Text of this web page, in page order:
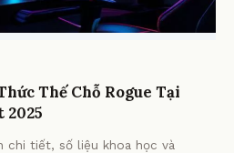
Thế Chỗ Rogue Tại
2025
chi tiết, số liệu khoa học và